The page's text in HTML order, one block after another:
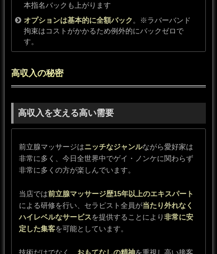
本指名バックも上がります
オプションは基本的に全額バック 。 ※ラバーバンド
拘束はコストがかかるため例外的にバックゼロで
す。
高収入の秘密
高収入を支える高い需要
前立腺マッサージはニッチなジャンルながら愛好家は
非常に多く、今日全世界中でゲイ・ノンケに関わらず
非常に多くの方が楽しんでいます。
当店では前立腺マッサージ歴15年以上のエキスパート
による研修を行い、セラピスト全員が当たり外れなく
ハイレベルなサービスを提供することにより非常に安
定した集客を可能としています。
技術だけでなく、 おもてなしの精神を重視し高い接客